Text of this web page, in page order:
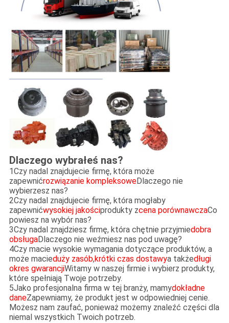
Dlaczego wybrałeś nas?
1Czy nadal znajdujecie firmę, która może
zapewnićrozwiązanie kompleksoweDlaczego nie
wybierzesz nas?
2Czy nadal znajdujecie firmę, która mogłaby
zapewnićwysokiej jakościprodukty zcena porównawczaCo
powiesz na wybór nas?
3Czy nadal znajdziesz firmę, która chętnie przyjmiedobra
obsługaDlaczego nie weźmiesz nas pod uwagę?
4Czy macie wysokie wymagania dotyczące produktów, a
może macieduży zasób,krótki czas dostawya takżedługi
okres gwarancjiWitamy w naszej firmie i wybierz produkty,
które spełniają Twoje potrzeby.
5Jako profesjonalna firma w tej branży, mamydokładne
daneZapewniamy, że produkt jest w odpowiedniej cenie.
Możesz nam zaufać, ponieważ możemy znaleźć części dla
niemal wszystkich Twoich potrzeb.